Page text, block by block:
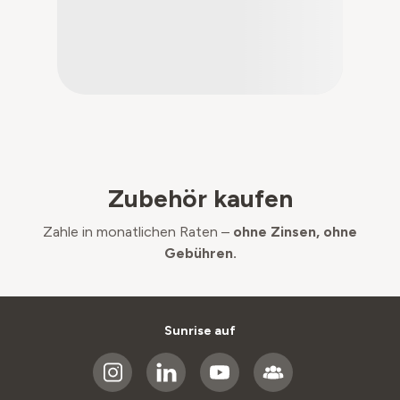
Zubehör kaufen
Zahle in monatlichen Raten – ohne Zinsen, ohne
Gebühren.
Sunrise auf